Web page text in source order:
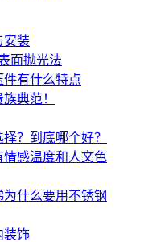
安装
面抛光法
有什么特点
典范！
？到底哪个好？
感温度和人文色
什么要用不锈钢
装饰